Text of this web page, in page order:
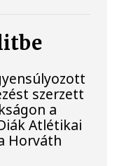
szerzett
a
Atlétikai
Horváth